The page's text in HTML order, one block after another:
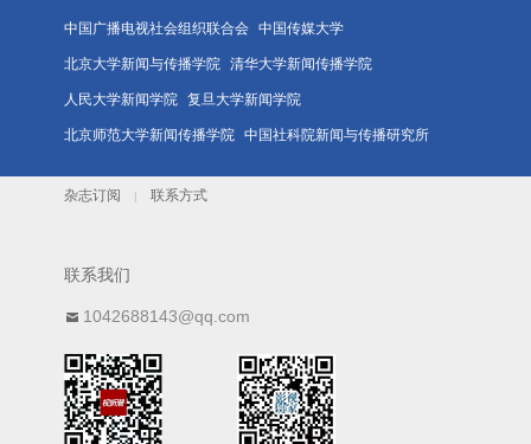
中国广播电视社会组织联合会 中国传媒大学
北京大学新闻与传播学院 清华大学新闻传播学院
人民大学新闻学院 复旦大学新闻学院
北京师范大学新闻传播学院 中国社科院新闻与传播研究所
杂志订阅 | 联系方式
联系我们
1042688143@qq.com